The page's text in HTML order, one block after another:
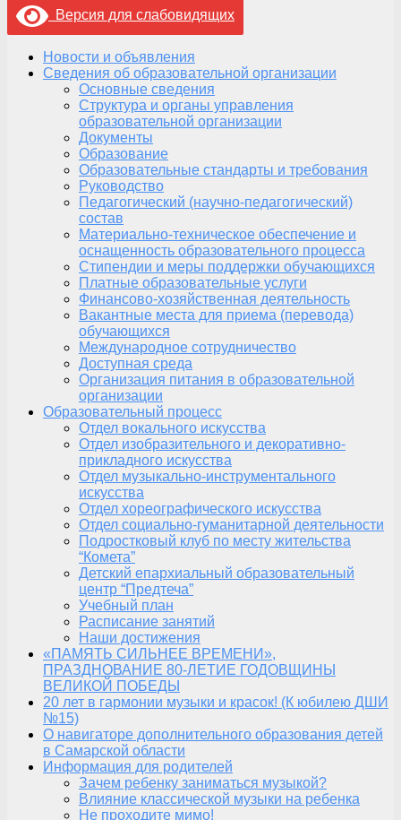
Версия для слабовидящих
Новости и объявления
Сведения об образовательной организации
Основные сведения
Структура и органы управления
образовательной организации
Документы
Образование
Образовательные стандарты и требования
Руководство
Педагогический (научно-педагогический)
состав
Материально-техническое обеспечение и
оснащенность образовательного процесса
Стипендии и меры поддержки обучающихся
Платные образовательные услуги
Финансово-хозяйственная деятельность
Вакантные места для приема (перевода)
обучающихся
Международное сотрудничество
Доступная среда
Организация питания в образовательной
организации
Образовательный процесс
Отдел вокального искусства
Отдел изобразительного и декоративно-
прикладного искусства
Отдел музыкально-инструментального
искусства
Отдел хореографического искусства
Отдел социально-гуманитарной деятельности
Подростковый клуб по месту жительства
“Комета”
Детский епархиальный образовательный
центр “Предтеча”
Учебный план
Расписание занятий
Наши достижения
«ПАМЯТЬ СИЛЬНЕЕ ВРЕМЕНИ»,
ПРАЗДНОВАНИЕ 80-ЛЕТИЕ ГОДОВЩИНЫ
ВЕЛИКОЙ ПОБЕДЫ
20 лет в гармонии музыки и красок! (К юбилею ДШИ
№15)
О навигаторе дополнительного образования детей
в Самарской области
Информация для родителей
Зачем ребенку заниматься музыкой?
Влияние классической музыки на ребенка
Не проходите мимо!